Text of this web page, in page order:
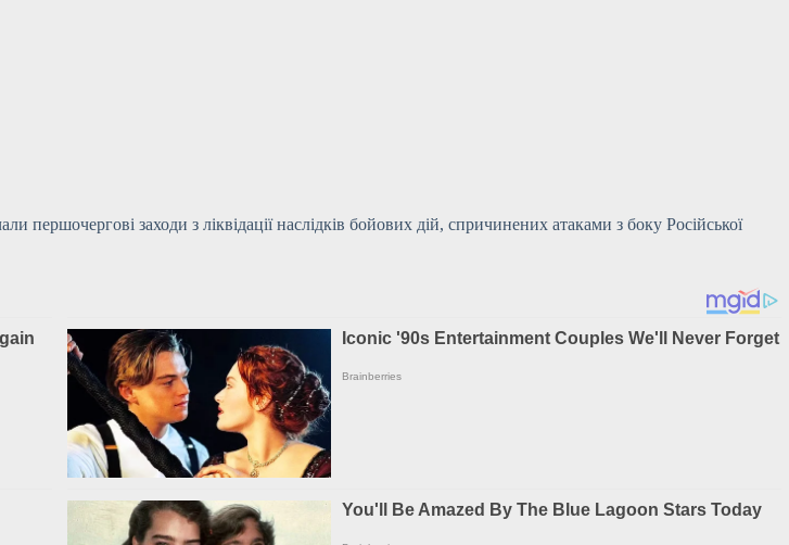
першочергові заходи з ліквідації наслідків бойових дій, спричинених атаками з боку Російської